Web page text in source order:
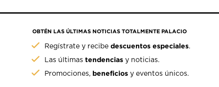
OBTÉN LAS ÚLTIMAS NOTICIAS TOTALMENTE PALACIO
Regístrate y recibedescuentos especiales.
Las últimastendencias y noticias.
Promociones, beneficios y eventos únicos.